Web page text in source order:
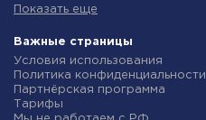
Интеграция SendPulse
Интеграция Stream Telecom
Интеграция Google Analytics
Интеграция Creatio
Интеграция Ringostat
Интеграция Google Calendar
Интеграция Gist
Интеграция Straico
Интеграция Rows
Интеграция Firecrawl
Интеграция Binotel SmartCRM
Интеграция Perplexity AI
Интеграция Formbricks
Показать еще
Важные страницы
Условия использования
Политика конфиденциальности
Партнёрская программа
Тарифы